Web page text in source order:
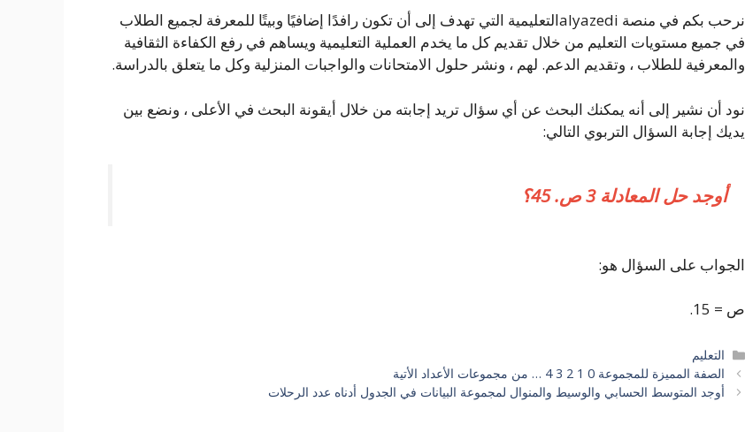
نرحب بكم في منصة alyazediالتعليمية التي تهدف إلى أن تكون رافدًا إضافيًا وبيتًا للمعرفة لجميع الطلاب
في جميع مستويات التعليم من خلال تقديم كل ما يخدم العملية التعليمية ويساهم في رفع الكفاءة الثقافية
والمعرفية للطلاب ، وتقديم الدعم. لهم ، ونشر حلول الامتحانات والواجبات المنزلية وكل ما يتعلق بالدراسة.
نود أن نشير إلى أنه يمكنك البحث عن أي سؤال تريد إجابته من خلال أيقونة البحث في الأعلى ، ونضع بين
يديك إجابة السؤال التربوي التالي:
أوجد حل المعادلة 3 ص. 45؟
الجواب على السؤال هو:
ص = 15.
التصنيفات
التعليم
الصفة المميزة للمجموعة 0 1 2 3 4 … من مجموعات الأعداد الأتية
أوجد المتوسط الحسابي والوسيط والمنوال لمجموعة البيانات في الجدول أدناه عدد الرحلات